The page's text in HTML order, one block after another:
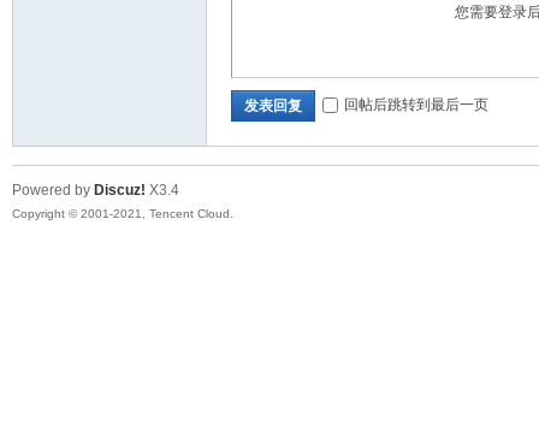
查
您需要登录
发表回复 回帖后跳转到最后一页
Powered by Discuz! X3.4
Copyright © 2001-2021, Tencent Cloud.